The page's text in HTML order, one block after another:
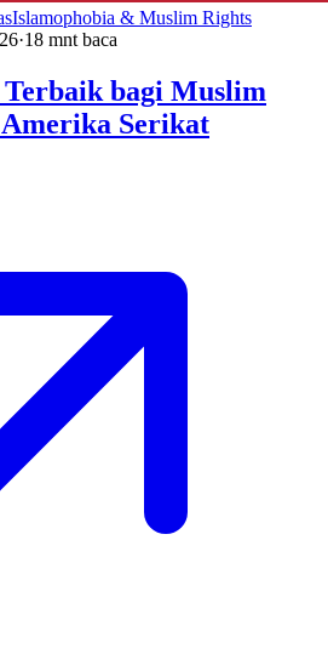
Islamophobia & Muslim Rights
·18 mnt baca
Terbaik bagi Muslim
Serikat